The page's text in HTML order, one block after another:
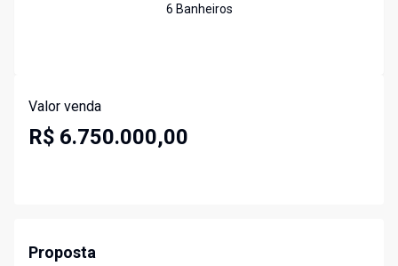
6 Banheiros
Valor venda
R$ 6.750.000,00
Proposta